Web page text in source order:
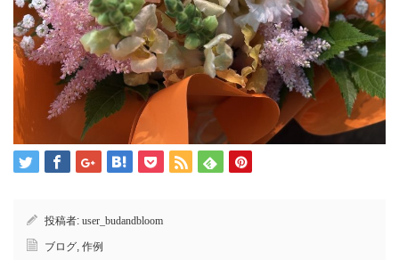
投稿者: user_budandbloom
ブログ, 作例